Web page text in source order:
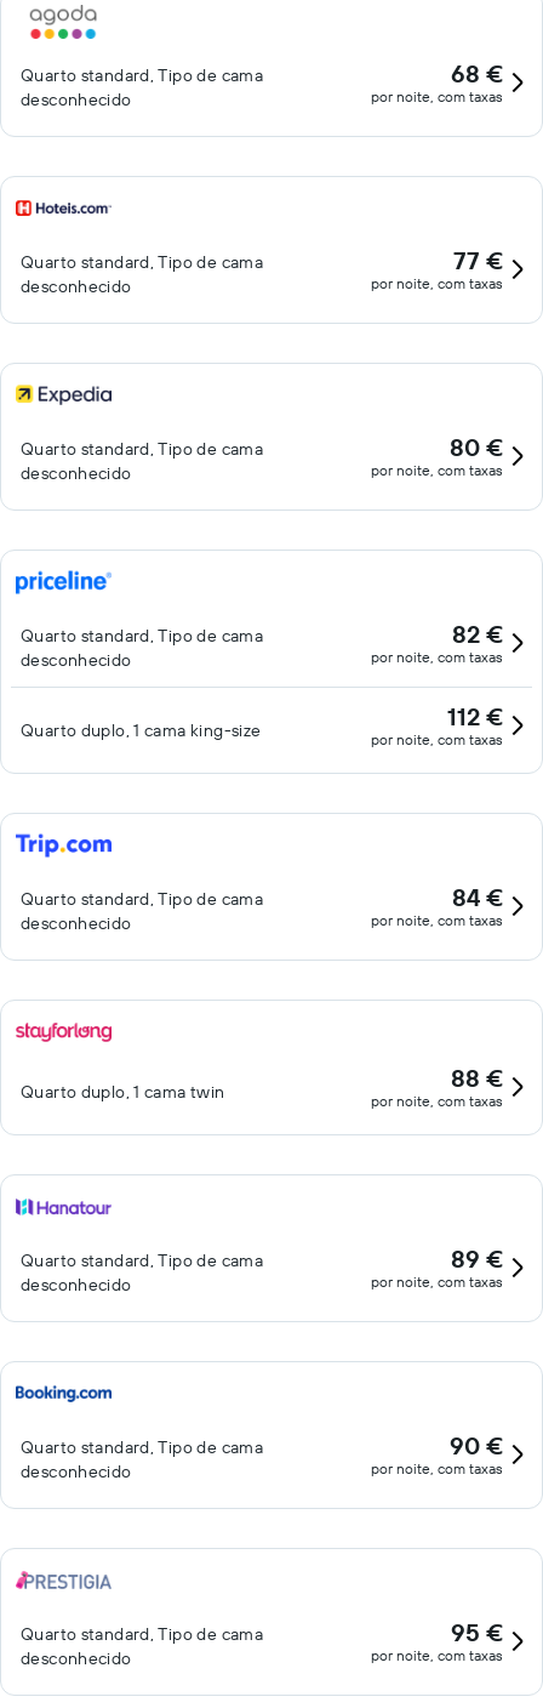
Quarto standard, Tipo de cama
desconhecido
68 €
por noite, com taxas
Quarto standard, Tipo de cama
desconhecido
77 €
por noite, com taxas
Quarto standard, Tipo de cama
desconhecido
80 €
por noite, com taxas
Quarto standard, Tipo de cama
desconhecido
82 €
por noite, com taxas
Quarto duplo, 1 cama king-size 112 €
por noite, com taxas
Quarto standard, Tipo de cama
desconhecido
84 €
por noite, com taxas
Quarto duplo, 1 cama twin 88 €
por noite, com taxas
Quarto standard, Tipo de cama
desconhecido
89 €
por noite, com taxas
Quarto standard, Tipo de cama
desconhecido
90 €
por noite, com taxas
Quarto standard, Tipo de cama
desconhecido
95 €
por noite, com taxas